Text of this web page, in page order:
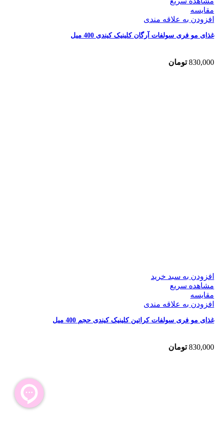
مقایسه
افزودن به علاقه مندی
غذای مو فری سولفات آرگان کلینیک کیندی 400 میل
830,000 تومان
افزودن به سبد خرید
مشاهده سریع
مقایسه
افزودن به علاقه مندی
غذای مو فری سولفات کراتین کلینیک کیندی حجم 400 میل
830,000 تومان